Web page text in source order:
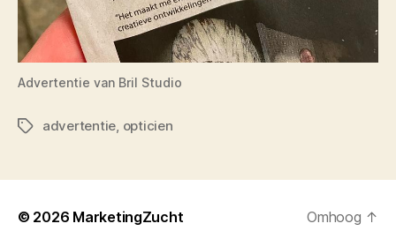
Advertentie van Bril Studio
Tagsadvertentie, opticien
© 2026 MarketingZucht Omhoog ↑